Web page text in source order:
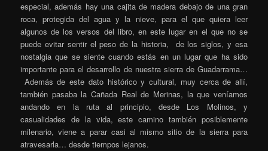
especial, además hay una cajita de madera debajo de una gran
roca, protegida del agua y la nieve, para el que quiera leer
algunos de los versos del libro, en este lugar en el que no se
puede evitar sentir el peso de la historia, de los siglos, y esa
nostalgia que se siente cuando estás en un lugar que ha sido
importante para el desarrollo de nuestra sierra de Guadarrama…
Además de este dato histórico y cultural, muy cerca de allí,
también pasaba la Cañada Real de Merinas, la que veníamos
andando en la ruta al principio, desde Los Molinos, y
casualidades de la vida, este camino también posiblemente
milenario, viene a parar casi al mismo sitio de la sierra para
atravesarla… desde tiempos lejanos.